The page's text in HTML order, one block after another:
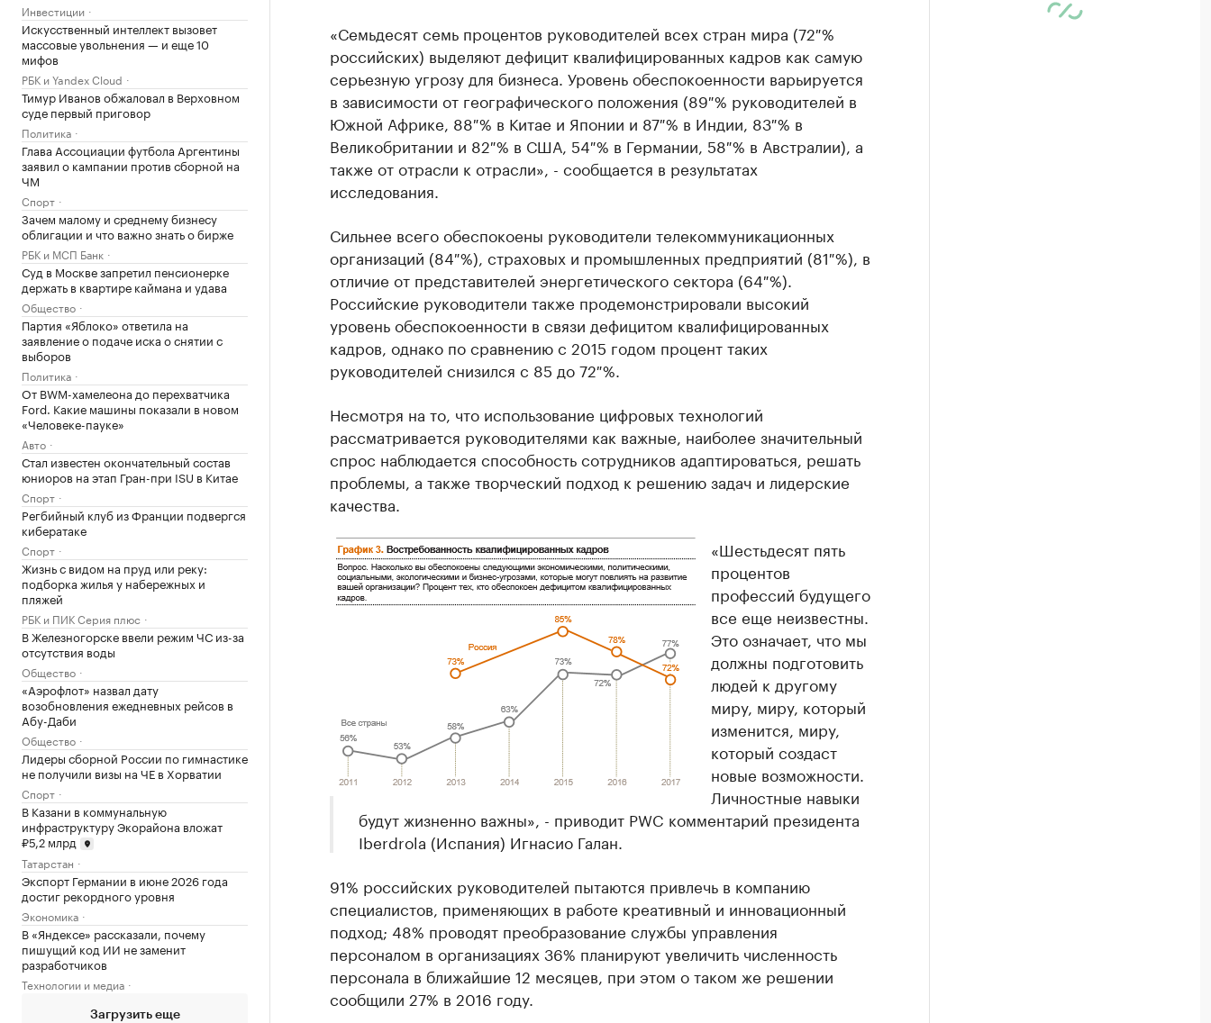
Инвестиции
Искусственный интеллект вызовет
массовые увольнения — и еще 10
мифов
РБК и Yandex Cloud
Тимур Иванов обжаловал в Верховном
суде первый приговор
Политика
Глава Ассоциации футбола Аргентины
заявил о кампании против сборной на
ЧМ
Спорт
Зачем малому и среднему бизнесу
облигации и что важно знать о бирже
РБК и МСП Банк
Суд в Москве запретил пенсионерке
держать в квартире каймана и удава
Общество
Партия «Яблоко» ответила на
заявление о подаче иска о снятии с
выборов
Политика
От BWM-хамелеона до перехватчика
Ford. Какие машины показали в новом
«Человеке-пауке»
Авто
Стал известен окончательный состав
юниоров на этап Гран-при ISU в Китае
Спорт
Регбийный клуб из Франции подвергся
кибератаке
Спорт
Жизнь с видом на пруд или реку:
подборка жилья у набережных и
пляжей
РБК и ПИК Серия плюс
В Железногорске ввели режим ЧС из-за
отсутствия воды
Общество
«Аэрофлот» назвал дату
возобновления ежедневных рейсов в
Абу-Даби
Общество
Лидеры сборной России по гимнастике
не получили визы на ЧЕ в Хорватии
Спорт
В Казани в коммунальную
инфраструктуру Экорайона вложат
₽5,2 млрд
Татарстан
Экспорт Германии в июне 2026 года
достиг рекордного уровня
Экономика
В «Яндексе» рассказали, почему
пишущий код ИИ не заменит
разработчиков
Технологии и медиа
Загрузить еще
«Семьдесят семь процентов руководителей всех стран мира (72 %
российских) выделяют дефицит квалифицированных кадров как самую
серьезную угрозу для бизнеса. Уровень обеспокоенности варьируется
в зависимости от географического положения (89 % руководителей в
Южной Африке, 88 % в Китае и Японии и 87 % в Индии, 83 % в
Великобритании и 82 % в США, 54 % в Германии, 58 % в Австралии), а
также от отрасли к отрасли», - сообщается в результатах
исследования.
Сильнее всего обеспокоены руководители телекоммуникационных
организаций (84 %), страховых и промышленных предприятий (81 %), в
отличие от представителей энергетического сектора (64 %).
Российские руководители также продемонстрировали высокий
уровень обеспокоенности в связи дефицитом квалифицированных
кадров, однако по сравнению с 2015 годом процент таких
руководителей снизился с 85 до 72 %.
Несмотря на то, что использование цифровых технологий
рассматривается руководителями как важные, наиболее значительный
спрос наблюдается способность сотрудников адаптироваться, решать
проблемы, а также творческий подход к решению задач и лидерские
качества.
«Шестьдесят пять
процентов
профессий будущего
все еще неизвестны.
Это означает, что мы
должны подготовить
людей к другому
миру, миру, который
изменится, миру,
который создаст
новые возможности.
Личностные навыки
будут жизненно важны», - приводит PWC комментарий президента
Iberdrola (Испания) Игнасио Галан.
91% российских руководителей пытаются привлечь в компанию
специалистов, применяющих в работе креативный и инновационный
подход; 48% проводят преобразование службы управления
персоналом в организациях 36% планируют увеличить численность
персонала в ближайшие 12 месяцев, при этом о таком же решении
сообщили 27% в 2016 году.